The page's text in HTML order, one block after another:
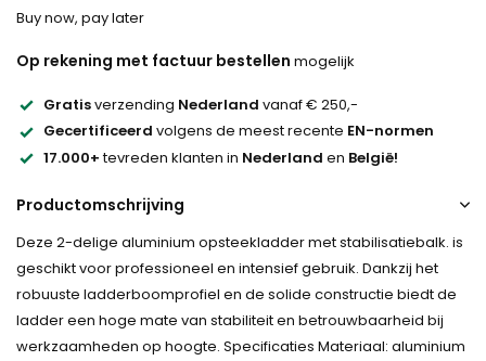
Buy now, pay later
Op rekening met factuur bestellen mogelijk
Gratisverzending Nederland vanaf € 250,-
Gecertificeerd volgens de meest recente EN-normen
17.000+tevreden klanten in Nederland en België!
Productomschrijving
Deze 2-delige aluminium opsteekladder met stabilisatiebalk. is
geschikt voor professioneel en intensief gebruik. Dankzij het
robuuste ladderboomprofiel en de solide constructie biedt de
ladder een hoge mate van stabiliteit en betrouwbaarheid bij
werkzaamheden op hoogte. Specificaties Materiaal: aluminium